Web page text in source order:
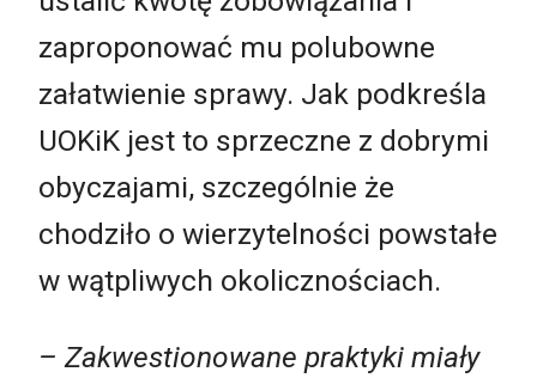
zaproponować mu polubowne
załatwienie sprawy. Jak podkreśla
UOKiK jest to sprzeczne z dobrymi
obyczajami, szczególnie że
chodziło o wierzytelności powstałe
w wątpliwych okolicznościach.
– Zakwestionowane praktyki miały